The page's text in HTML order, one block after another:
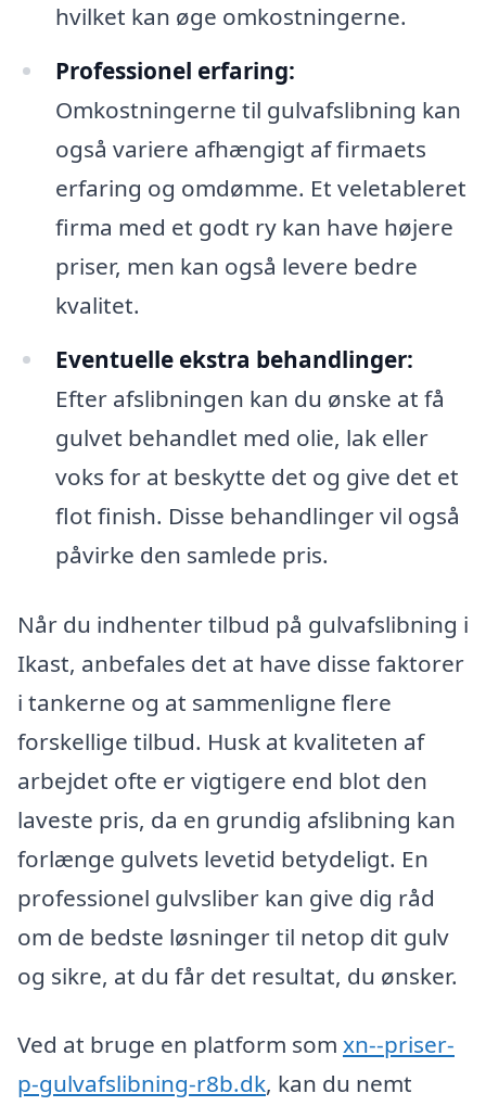
hvilket kan øge omkostningerne.
Professionel erfaring:
Omkostningerne til gulvafslibning kan
også variere afhængigt af firmaets
erfaring og omdømme. Et veletableret
firma med et godt ry kan have højere
priser, men kan også levere bedre
kvalitet.
Eventuelle ekstra behandlinger:
Efter afslibningen kan du ønske at få
gulvet behandlet med olie, lak eller
voks for at beskytte det og give det et
flot finish. Disse behandlinger vil også
påvirke den samlede pris.
Når du indhenter tilbud på gulvafslibning i
Ikast, anbefales det at have disse faktorer
i tankerne og at sammenligne flere
forskellige tilbud. Husk at kvaliteten af
arbejdet ofte er vigtigere end blot den
laveste pris, da en grundig afslibning kan
forlænge gulvets levetid betydeligt. En
professionel gulvsliber kan give dig råd
om de bedste løsninger til netop dit gulv
og sikre, at du får det resultat, du ønsker.
Ved at bruge en platform som xn--priser-
p-gulvafslibning-r8b.dk, kan du nemt